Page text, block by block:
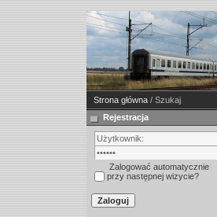
Strona główna / Szukaj
Rejestracja
Zalogować automatycznie
przy następnej wizycie?